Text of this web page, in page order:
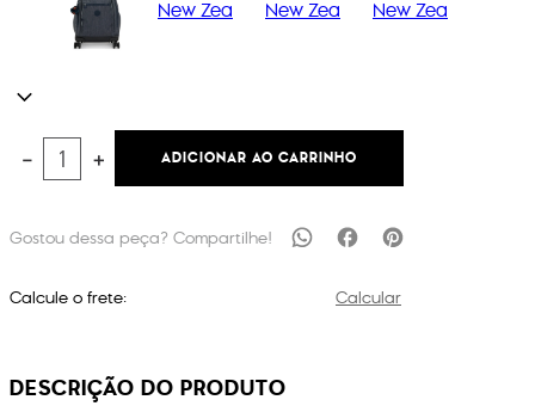
＋
－ ADICIONAR AO CARRINHO
Calcule o frete: Calcular
DESCRIÇÃO DO PRODUTO